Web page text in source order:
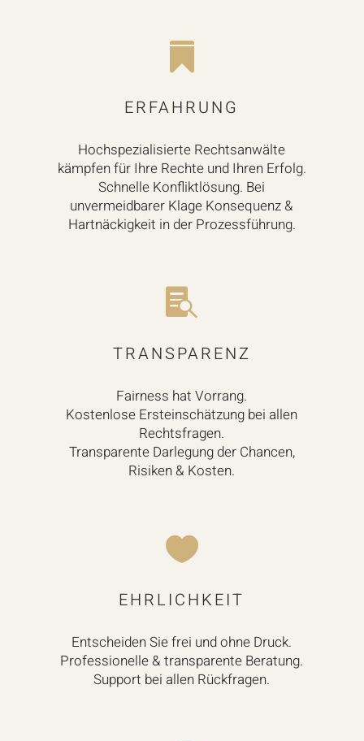

ERFAHRUNG
Hochspezialisierte Rechtsanwälte
kämpfen für Ihre Rechte und Ihren Erfolg.
Schnelle Konfliktlösung. Bei
unvermeidbarer Klage Konsequenz &
Hartnäckigkeit in der Prozessführung.

TRANSPARENZ
Fairness hat Vorrang.
Kostenlose Erst­ein­schätz­ung bei allen
Rechtsfragen.
Transparente Darlegung der Chancen,
Risiken & Kosten.

EHRLICHKEIT
Entscheiden Sie frei und ohne Druck.
Professionelle & transparente Beratung.
Support bei allen Rückfragen.